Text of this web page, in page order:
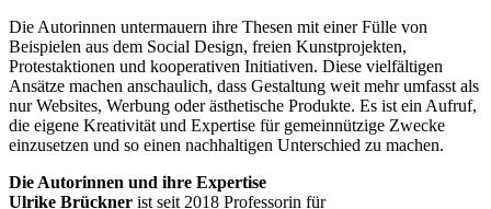
Die Autorinnen untermauern ihre Thesen mit einer Fülle von
Beispielen aus dem Social Design, freien Kunstprojekten,
Protestaktionen und kooperativen Initiativen. Diese vielfältigen
Ansätze machen anschaulich, dass Gestaltung weit mehr umfasst als
nur Websites, Werbung oder ästhetische Produkte. Es ist ein Aufruf,
die eigene Kreativität und Expertise für gemeinnützige Zwecke
einzusetzen und so einen nachhaltigen Unterschied zu machen.
Die Autorinnen und ihre Expertise
Ulrike Brückner ist seit 2018 Professorin für